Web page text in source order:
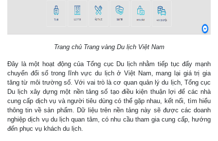
Trang chủ Trang vàng Du lịch Việt Nam
Đây là một hoạt động của Tổng cục Du lịch nhằm tiếp tục đẩy mạnh
chuyển đổi số trong lĩnh vực du lịch ở Việt Nam, mang lại giá trị gia
tăng từ môi trường số. Với vai trò là cơ quan quản lý du lịch, Tổng cục
Du lịch xây dựng một nền tảng số tạo điều kiện thuận lợi để các nhà
cung cấp dịch vụ và người tiêu dùng có thể gặp nhau, kết nối, tìm hiểu
thông tin về sản phẩm. Dữ liệu trên nền tảng này sẽ được các doanh
nghiệp dịch vụ du lịch quan tâm, có nhu cầu tham gia cung cấp, hướng
đến phục vụ khách du lịch.